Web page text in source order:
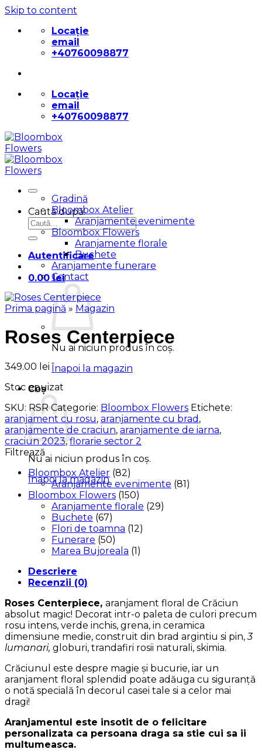
Skip to content
Locație
email
+40760098877
Locație
email
+40760098877
Caută după:
Autentificare
0.00lei
Nu ai niciun produs în coș.
Înapoi la magazin
Coș
Nu ai niciun produs în coș.
Înapoi la magazin
Gradină
Bloombox Atelier
Aranjamente evenimente
Bloombox Flowers
Aranjamente florale
Buchete
Aranjamente funerare
Contact
Prima pagină » Magazin
Roses Centerpiece
349.00 lei
Stoc epuizat
SKU: RSR Categorie: Bloombox Flowers Etichete:
aranjament cu rosu, aranjamente cu brad ,
aranjamente de craciun, aranjamente de iarna,
craciun 2023,florarie sector 2
Filtrează
Bloombox Atelier (82)
Aranjamente evenimente (81)
Bloombox Flowers (150)
Aranjamente florale (29)
Buchete (67)
Flori de toamna (12)
Funerare (50)
Marea Bujoreala (1)
Descriere
Recenzii (0)
Roses Centerpiece, aranjament floral de Crăciun
absolut magic! Decorat intr-o paleta de culori precum
rosu intens, verde inchis, grena, in ceramica
dimensiune medie, construit din brad argintiu si pin,3
lumanari, globuri, trandafiri rosii naturali, skimia.
Crăciunul este despre magie și bucurie, iar un
aranjament floral splendid poate adăuga cu siguranță
o notă specială în decorul casei tale si a celor mai
dragi!
Aranjamentul este insotit de o felicitare
personalizata ca persoana draga sa stie cui sa ii
multumeasca.